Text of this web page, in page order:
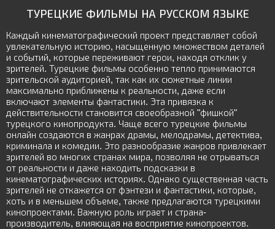
ТУРЕЦКИЕ ФИЛЬМЫ НА РУССКОМ ЯЗЫКЕ
Каждый кинематографический проект представляет собой
увлекательную историю, насыщенную множеством деталей
и событий, которые переживают герои, находя отклик у
зрителей. Турецкие фильмы особенно тепло принимаются
зрительской аудиторией, так как их сюжетные линии
максимально приближены к реальности, даже если
включают элементы фантастики. Эта привязка к
действительности становится своеобразной "фишкой"
турецкого кинопродукта. Чаще всего турецкие фильмы
онлайн создаются в жанрах драмы, мелодрамы, детектива,
криминала и комедии. Это разнообразие жанров привлекает
зрителей во многих странах мира, позволяя не отрываться
от реальности и даже находить подсказки в
кинематографических историях. Однако существенная часть
зрителей не откажется от фэнтези и фантастики, которые,
хоть и в меньшем объеме, также предлагаются турецкими
кинопроектами. Важную роль играет и страна-
производитель, влияющая на восприятие кинопроектов.